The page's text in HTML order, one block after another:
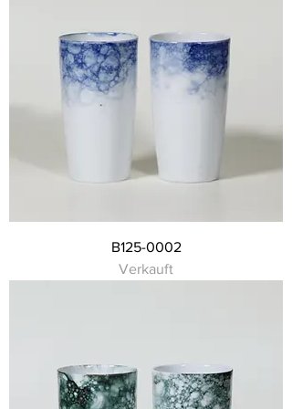
B125-0002
Verkauft